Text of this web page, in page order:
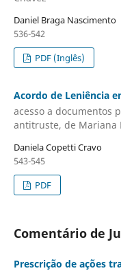
Daniel Braga Nascimento
536-542
PDF (Inglês)
Acordo de Leniência
acesso a documentos
antitruste, de Mariana
Daniela Copetti Cravo
543-545
PDF
Comentário de
Prescrição de ações